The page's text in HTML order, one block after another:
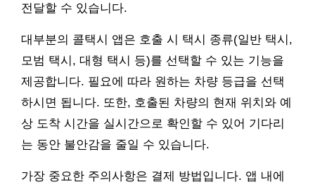
전달할 수 있습니다.
대부분의 콜택시 앱은 호출 시 택시 종류(일반 택시,
모범 택시, 대형 택시 등)를 선택할 수 있는 기능을
제공합니다. 필요에 따라 원하는 차량 등급을 선택
하시면 됩니다. 또한, 호출된 차량의 현재 위치와 예
상 도착 시간을 실시간으로 확인할 수 있어 기다리
는 동안 불안감을 줄일 수 있습니다.
가장 중요한 주의사항은 결제 방법입니다. 앱 내에